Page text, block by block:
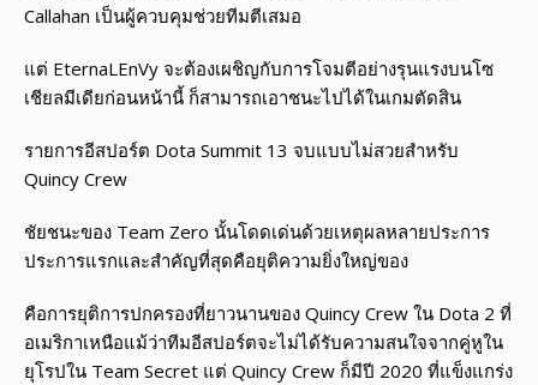
Callahan เป็นผู้ควบคุมช่วยทีมตีเสมอ
แต่ EternaLEnVy จะต้องเผชิญกับการโจมตีอย่างรุนแรงบนโซ
เชียลมีเดียก่อนหน้านี้ ก็สามารถเอาชนะไปได้ในเกมตัดสิน
รายการอีสปอร์ต Dota Summit 13 จบแบบไม่สวยสำหรับ
Quincy Crew
ชัยชนะของ Team Zero นั้นโดดเด่นด้วยเหตุผลหลายประการ
ประการแรกและสำคัญที่สุดคือยุติความยิ่งใหญ่ของ
คือการยุติการปกครองที่ยาวนานของ Quincy Crew ใน Dota 2 ที่
อเมริกาเหนือแม้ว่าทีมอีสปอร์ตจะไม่ได้รับความสนใจจากคู่หูใน
ยุโรปใน Team Secret แต่ Quincy Crew ก็มีปี 2020 ที่แข็งแกร่ง